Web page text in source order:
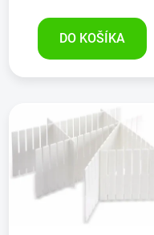
DO KOŠÍKA